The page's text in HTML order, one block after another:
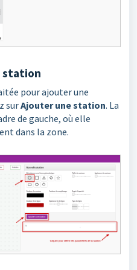
station
pour ajouter une
surAjouter une station. La
de gauche, où elle
dans la zone.